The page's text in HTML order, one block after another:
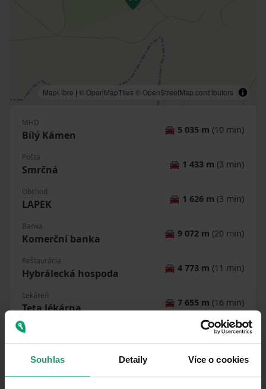
Souhlas Detaily Více o cookies
MapLibre | © OpenMapTiles © OpenStreetMap contributors
MHD
Bílý Kámen 🚘 5 035 m (10 min)
Pošta
Smrčná 🚘 1 433 m (3 min)
Obchod
LAPEK 🚘 1 626 m (3 min)
Banka
Komerční banka 🚘 9 072 m (20 min)
Reštaurácia
Hybrálecká hospoda 🚘 4 773 m (11 min)
Lekáreň
Teta lékárna 🚘 7 655 m (16 min)
Škola
ZŠ Kollárova (18 min)
Materská škola
MŠ Mozaika